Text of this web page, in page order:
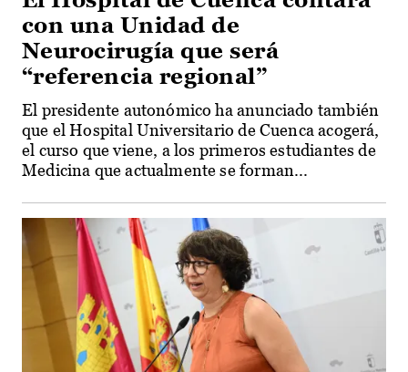
con una Unidad de
Neurocirugía que será
“referencia regional”
El presidente autonómico ha anunciado también
que el Hospital Universitario de Cuenca acogerá,
el curso que viene, a los primeros estudiantes de
Medicina que actualmente se forman...